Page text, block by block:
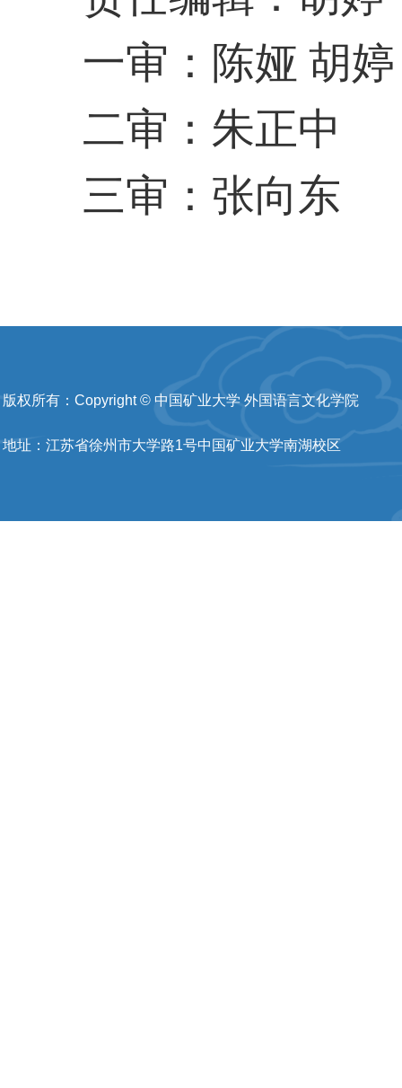
一审：陈娅 胡婷
二审：朱正中
三审：张向东
版权所有：Copyright © 中国矿业大学 外国语言文化学院
地址：江苏省徐州市大学路1号中国矿业大学南湖校区